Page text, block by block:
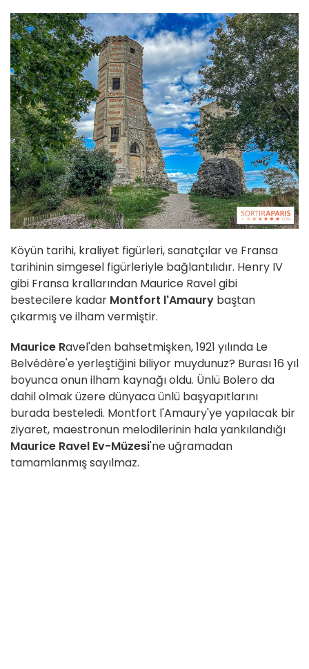
Köyün tarihi, kraliyet figürleri, sanatçılar ve Fransa
tarihinin simgesel figürleriyle bağlantılıdır. Henry IV
gibi Fransa krallarından Maurice Ravel gibi
bestecilere kadar Montfort l'Amaury baştan
çıkarmış ve ilham vermiştir.
Maurice Ravel'den bahsetmişken, 1921 yılında Le
Belvédère'e yerleştiğini biliyor muydunuz? Burası 16 yıl
boyunca onun ilham kaynağı oldu. Ünlü Bolero da
dahil olmak üzere dünyaca ünlü başyapıtlarını
burada besteledi. Montfort l'Amaury'ye yapılacak bir
ziyaret, maestronun melodilerinin hala yankılandığı
Maurice Ravel Ev-Müzesi'ne uğramadan
tamamlanmış sayılmaz.